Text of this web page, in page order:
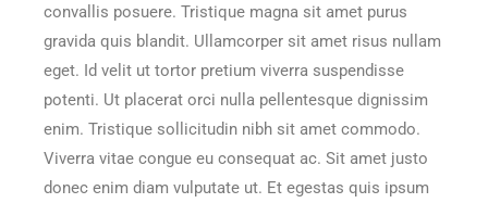
convallis posuere. Tristique magna sit amet purus
gravida quis blandit. Ullamcorper sit amet risus nullam
eget. Id velit ut tortor pretium viverra suspendisse
potenti. Ut placerat orci nulla pellentesque dignissim
enim. Tristique sollicitudin nibh sit amet commodo.
Viverra vitae congue eu consequat ac. Sit amet justo
donec enim diam vulputate ut. Et egestas quis ipsum